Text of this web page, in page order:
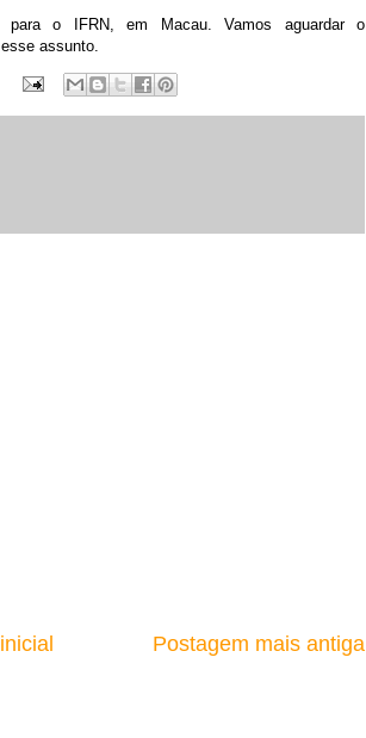
para o IFRN, em Macau. Vamos aguardar o
assunto.
Postagem mais antiga